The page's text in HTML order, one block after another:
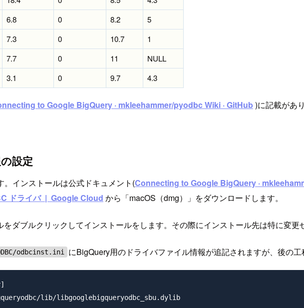
6.8 0 8.2
5
7.3 0 10.7
1
7.7 0 11
NULL
3.1 0 9.7 4.3
to Google BigQuery · mkleehammer/pyodbc Wiki · GitHub )に記載があ
設定
インストールは公式ドキュメント(Connecting to Google BigQuery ·
ドライバ | Google Cloud から「macOS（dmg）」をダウンロードします。
ダブルクリックしてインストールをします。その際にインストール先は特に変更
odbcinst.ini にBigQuery用のドライバファイル情報が追記されますが、後の工